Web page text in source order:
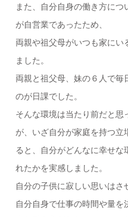
また、自分自身の働き方につ
が自営業であったため、
両親や祖父母がいつも家にい
ました。
両親と祖父母、妹の６人で毎
のが日課でした。
そんな環境は当たり前だと思
が、いざ自分が家庭を持つ立
ると、自分がどんなに幸せな
れたかを実感しました。
自分の子供に寂しい思いはさ
自分自身で仕事の時間や量を